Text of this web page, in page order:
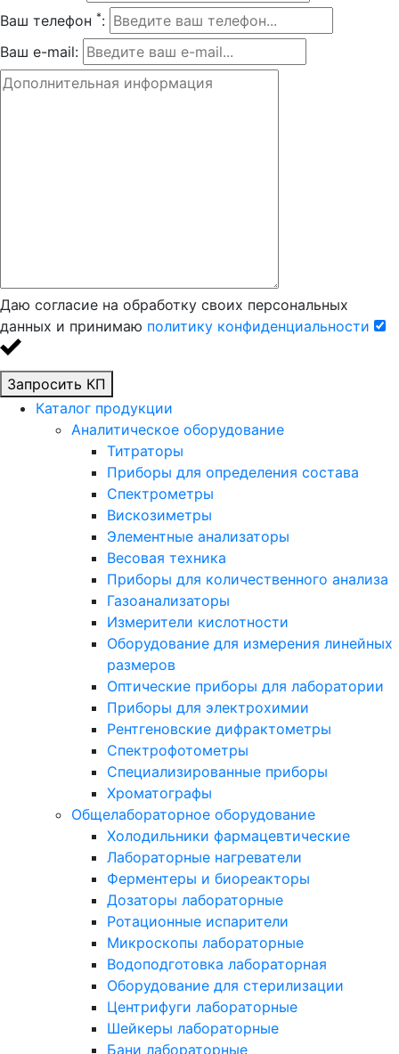
Ваш телефон *:
Ваш e-mail:
Даю согласие на обработку своих персональных
данных и принимаю политику конфиденциальности
Запросить КП
Каталог продукции
Аналитическое оборудование
Титраторы
Приборы для определения состава
Спектрометры
Вискозиметры
Элементные анализаторы
Весовая техника
Приборы для количественного анализа
Газоанализаторы
Измерители кислотности
Оборудование для измерения линейных
размеров
Оптические приборы для лаборатории
Приборы для электрохимии
Рентгеновские дифрактометры
Спектрофотометры
Специализированные приборы
Хроматографы
Общелабораторное оборудование
Холодильники фармацевтические
Лабораторные нагреватели
Ферментеры и биореакторы
Дозаторы лабораторные
Ротационные испарители
Микроскопы лабораторные
Водоподготовка лабораторная
Оборудование для стерилизации
Центрифуги лабораторные
Шейкеры лабораторные
Бани лабораторные